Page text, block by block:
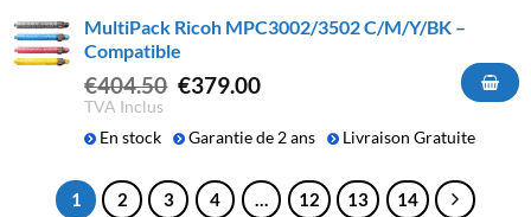
MultiPack Ricoh MPC3002/3502 C/M/Y/BK –
Compatible
€404.50
Le
initial
€404.50.
€379.00Le
actuel
€379.00.
TVA Inclus
En stock
Garantie de 2 ans Livraison Gratuite
1 2 3 4 … 12 13 14